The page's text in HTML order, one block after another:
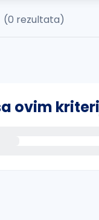
(0 rezultata)
ovim